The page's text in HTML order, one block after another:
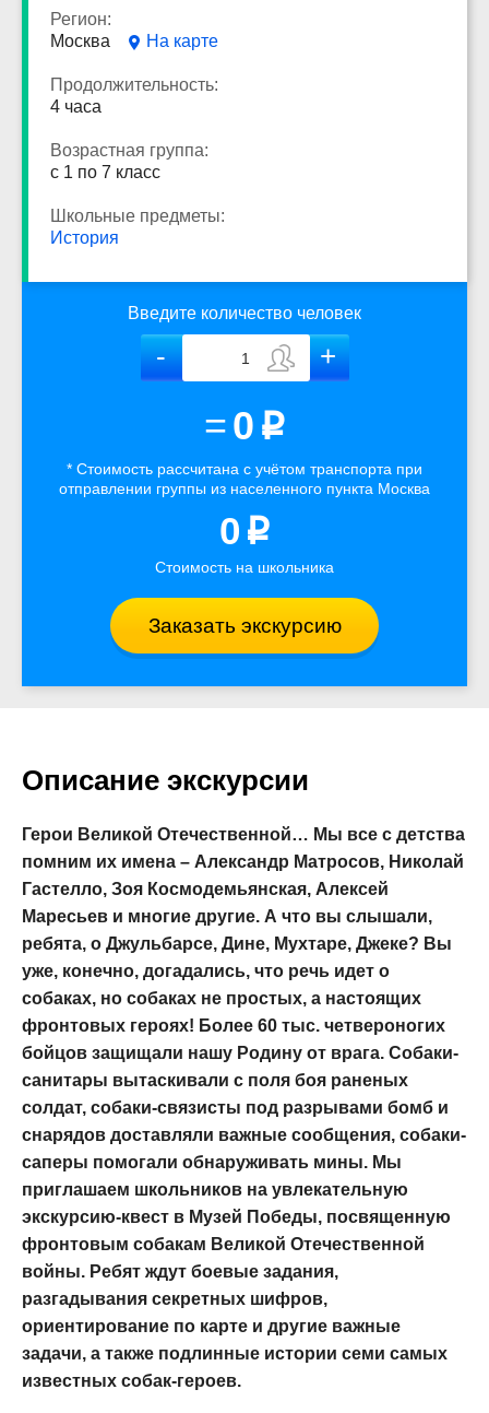
Регион:
Москва
На карте
Продолжительность:
4 часа
Возрастная группа:
с 1 по 7 класс
Школьные предметы:
История
Введите количество человек
=0 p
* Стоимость рассчитана с учётом транспорта при
отправлении группы из населенного пункта Москва
0 p
Стоимость на школьника
Заказать экскурсию
Описание экскурсии
Герои Великой Отечественной… Мы все с детства
помним их имена – Александр Матросов, Николай
Гастелло, Зоя Космодемьянская, Алексей
Маресьев и многие другие. А что вы слышали,
ребята, о Джульбарсе, Дине, Мухтаре, Джеке? Вы
уже, конечно, догадались, что речь идет о
собаках, но собаках не простых, а настоящих
фронтовых героях! Более 60 тыс. четвероногих
бойцов защищали нашу Родину от врага. Собаки-
санитары вытаскивали с поля боя раненых
солдат, собаки-связисты под разрывами бомб и
снарядов доставляли важные сообщения, собаки-
саперы помогали обнаруживать мины. Мы
приглашаем школьников на увлекательную
экскурсию-квест в Музей Победы, посвященную
фронтовым собакам Великой Отечественной
войны. Ребят ждут боевые задания,
разгадывания секретных шифров,
ориентирование по карте и другие важные
задачи, а также подлинные истории семи самых
известных собак-героев.